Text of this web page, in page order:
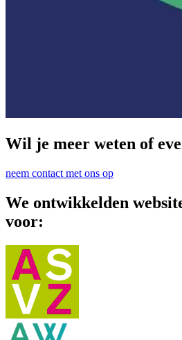
Wil je meer weten of
neem contact met ons op
We ontwikkelden
voor: